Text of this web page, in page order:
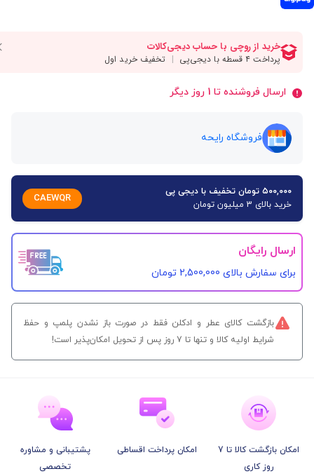
ارسال فروشنده تا 1 روز دیگر
فروشگاه رایحه
۵۰۰,۰۰۰ تومان تخفیف با دیجی پی
خرید بالای 3 میلیون تومان
CAEWQR
ارسال رایگان
برای سفارش‌ بالای 2,500,000 تومان
بازگشت کالای عطر و ادکلن فقط در صورت باز نشدن پلمپ و حفظ
شرایط اولیه کالا و تنها تا 7 روز پس از تحویل امکان‌پذیر است!
امکان بازگشت کالا تا 7
روز کاری
امکان پرداخت اقساطی
پشتیبانی و مشاوره
تخصصی